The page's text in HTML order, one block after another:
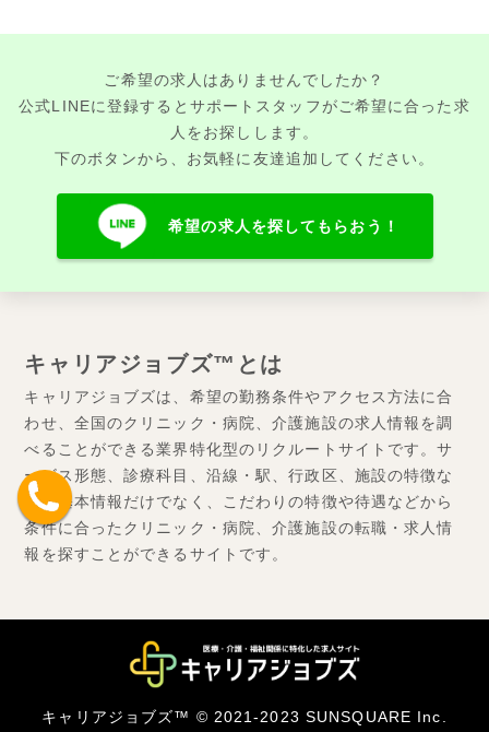
ご希望の求人はありませんでしたか？
公式LINEに登録するとサポートスタッフがご希望に合った求
人をお探しします。
下のボタンから、お気軽に友達追加してください。
希望の求人を探してもらおう！
キャリアジョブズ™とは
キャリアジョブズは、希望の勤務条件やアクセス方法に合
わせ、全国のクリニック・病院、介護施設の求人情報を調
べることができる業界特化型のリクルートサイトです。サ
ービス形態、診療科目、沿線・駅、行政区、施設の特徴な
どの基本情報だけでなく、こだわりの特徴や待遇などから
条件に合ったクリニック・病院、介護施設の転職・求人情
報を探すことができるサイトです。
キャリアジョブズ™ © 2021-2023 SUNSQUARE Inc.